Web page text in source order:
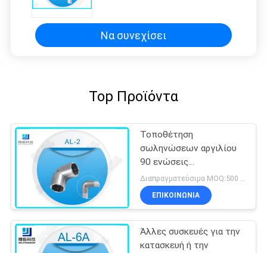
Να συνεχίσει
Top Προϊόντα
Τοποθέτηση
σωληνώσεων αργιλίου
90 ενώσεις
σωληνώσεων αργιλίου
αγκώνων βαθμού για το
σωλήνα OD 28mm
Διαπραγματεύσιμα MOQ:500 Σύνολα
ΕΠΙΚΟΙΝΩΝΊΑ
Άλλες συσκευές για την
κατασκευή ή την